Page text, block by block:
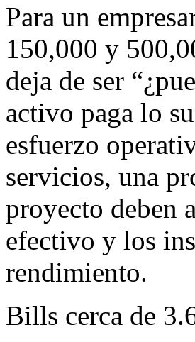
Para un
150,000 y
deja de ser
activo paga lo
esfuerzo
servicios, una
proyecto deben
efectivo y los
rendimiento.
Bills cerca de